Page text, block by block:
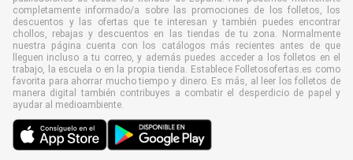
completamente informado/a sobre las promociones de los folletos, los
descuentos y las ofertas que te interesan y también puedes encontrar
chollos, rebajas y descuentos en las tiendas de tu zona. Normalmente
nuestra página cuenta con los catálogos más recientes antes de que
lleguen incluso a tu correo, y además puedes acceder a los folletos en el
trabajo, la escuela o en la propia tienda. Establece Folletosofertas.es como
favorita para ahorrar mucho tiempo y dinero. Es más, al leer los folletos de
manera digital también contribuyes a combatir el desperdicio de papel y
ayudar al medioambiente.